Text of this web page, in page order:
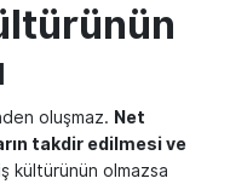
oluşmaz. Net
takdir edilmesi ve
iş kültürünün olmazsa